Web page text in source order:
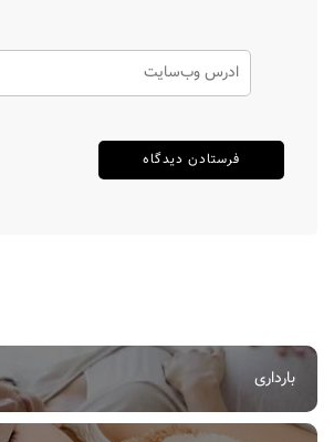
بارداری